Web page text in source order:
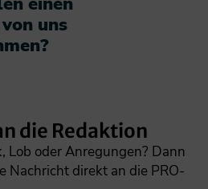
uns
die Redaktion
Lob oder Anregungen? Dann
Nachricht direkt an die PRO-